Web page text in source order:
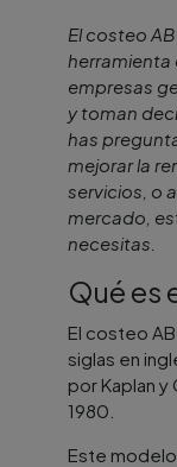
El costeo
herramienta
empresas
y toman
has
mejorar la
servicios, o
mercado,
necesitas.
Qué es
El costeo
siglas en
por Kaplan
1980.
Este